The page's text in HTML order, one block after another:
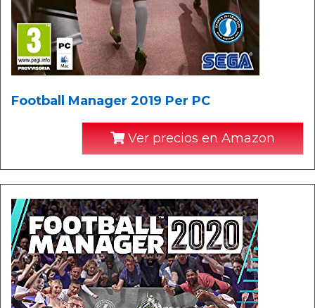
Football Manager 2019 Per PC
Ver precios en Amazon